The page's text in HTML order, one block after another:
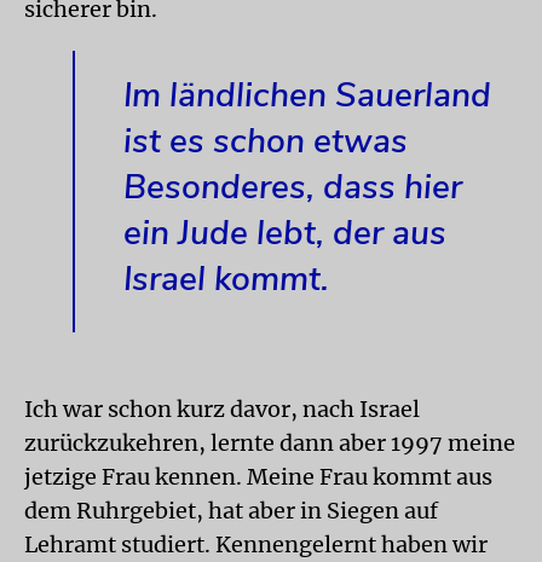
sicherer bin.
Im ländlichen Sauerland
ist es schon etwas
Besonderes, dass hier
ein Jude lebt, der aus
Israel kommt.
Ich war schon kurz davor, nach Israel
zurückzukehren, lernte dann aber 1997 meine
jetzige Frau kennen. Meine Frau kommt aus
dem Ruhrgebiet, hat aber in Siegen auf
Lehramt studiert. Kennengelernt haben wir